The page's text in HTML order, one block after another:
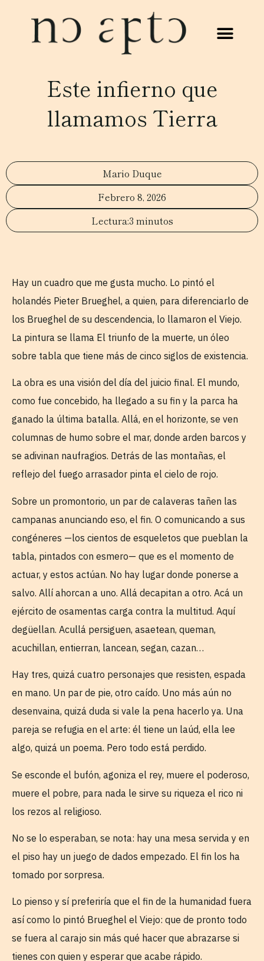
Este infierno que
llamamos Tierra
Mario Duque
Febrero 8, 2026
3 minutos
Hay un cuadro que me gusta mucho. Lo pintó el
holandés Pieter Brueghel, a quien, para diferenciarlo de
los Brueghel de su descendencia, lo llamaron el Viejo.
La pintura se llama El triunfo de la muerte, un óleo
sobre tabla que tiene más de cinco siglos de existencia.
La obra es una visión del día del juicio final. El mundo,
como fue concebido, ha llegado a su fin y la parca ha
ganado la última batalla. Allá, en el horizonte, se ven
columnas de humo sobre el mar, donde arden barcos y
se adivinan naufragios. Detrás de las montañas, el
reflejo del fuego arrasador pinta el cielo de rojo.
Sobre un promontorio, un par de calaveras tañen las
campanas anunciando eso, el fin. O comunicando a sus
congéneres —los cientos de esqueletos que pueblan la
tabla, pintados con esmero— que es el momento de
actuar, y estos actúan. No hay lugar donde ponerse a
salvo. Allí ahorcan a uno. Allá decapitan a otro. Acá un
ejército de osamentas carga contra la multitud. Aquí
degüellan. Acullá persiguen, asaetean, queman,
acuchillan, entierran, lancean, segan, cazan…
Hay tres, quizá cuatro personajes que resisten, espada
en mano. Un par de pie, otro caído. Uno más aún no
desenvaina, quizá duda si vale la pena hacerlo ya. Una
pareja se refugia en el arte: él tiene un laúd, ella lee
algo, quizá un poema. Pero todo está perdido.
Se esconde el bufón, agoniza el rey, muere el poderoso,
muere el pobre, para nada le sirve su riqueza el rico ni
los rezos al religioso.
No se lo esperaban, se nota: hay una mesa servida y en
el piso hay un juego de dados empezado. El fin los ha
tomado por sorpresa.
Lo pienso y sí preferiría que el fin de la humanidad fuera
así como lo pintó Brueghel el Viejo: que de pronto todo
se fuera al carajo sin más qué hacer que abrazarse si
tienes con quien y esperar que acabe rápido.